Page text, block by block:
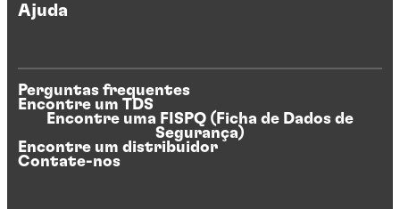
Ajuda
Perguntas frequentes
Encontre um TDS
Encontre uma FISPQ (Ficha de Dados de
Segurança)
Encontre um distribuidor
Contate-nos